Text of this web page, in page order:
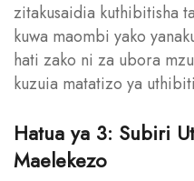
zitakusaidia kuthibitisha
kuwa maombi yako
hati zako ni za ubora
kuzuia matatizo ya
Hatua ya 3: Subiri
Maelekezo